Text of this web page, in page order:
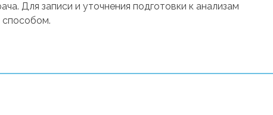
Для записи и уточнения подготовки к анализам